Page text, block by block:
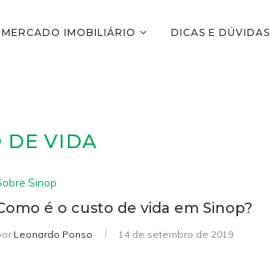
MERCADO IMOBILIÁRIO DICAS E DÚVIDAS
DE VIDA
Sinop
é o custo de vida em Sinop?
Leonardo Ponso 14 de setembro de 2019